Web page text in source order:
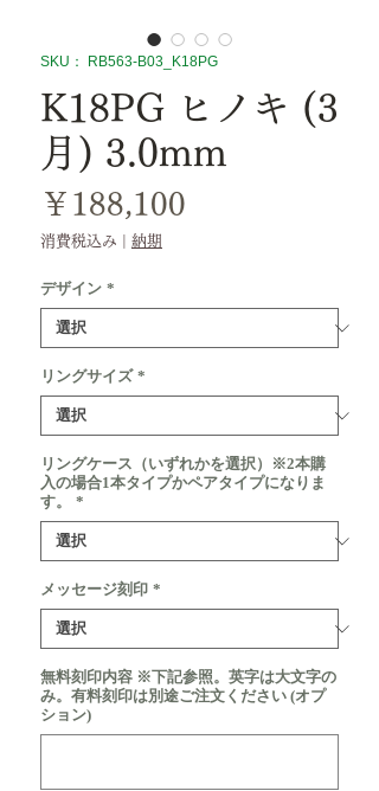
SKU： RB563-B03_K18PG
K18PG ヒノキ (3
月) 3.0mm
￥188,100
消費税込み 納期
デザイン *
リングサイズ *
リングケース（いずれかを選択）※2本購
入の場合1本タイプかペアタイプになりま
す。
*
メッセージ刻印 *
無料刻印内容 ※下記参照。英字は大文字の
み。有料刻印は別途ご注文ください (オプ
ション)